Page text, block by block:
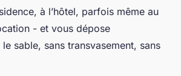
à l’hôtel, parfois même au
- et vous dépose
sable, sans transvasement, sans